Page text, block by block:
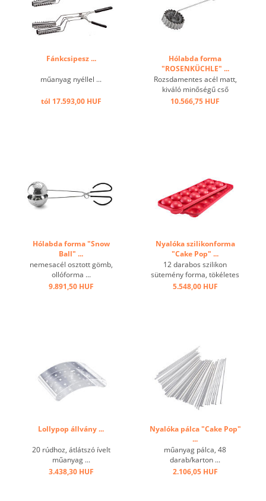
Fánkcsipesz ...
műanyag nyéllel ...
tól 17.593,00 HUF
Hólabda forma
"ROSENKÜCHLE" ...
Rozsdamentes acél matt,
kiváló minőségű cső
fogantyúval, hullámos, 12
10.566,75 HUF
Hólabda forma "Snow
Ball" ...
nemesacél osztott gömb,
ollóforma ...
9.891,50 HUF
Nyalóka szilikonforma
"Cake Pop" ...
12 darabos szilikon
sütemény forma, tökéletes
süteményforma,
5.548,00 HUF
Lollypop állvány ...
20 rúdhoz, átlátszó ívelt
műanyag ...
3.438,30 HUF
Nyalóka pálca "Cake Pop"
...
műanyag pálca, 48
darab/karton ...
2.106,05 HUF